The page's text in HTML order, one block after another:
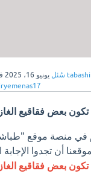
سُئل يونيو 16، 2025
بعض فقاقيع
في منصة موقع
أن تجدوا
بعض فقاقيع